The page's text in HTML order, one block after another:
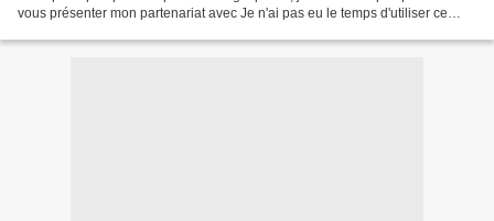
vous présenter mon partenariat avec Je n'ai pas eu le temps d'utiliser ce